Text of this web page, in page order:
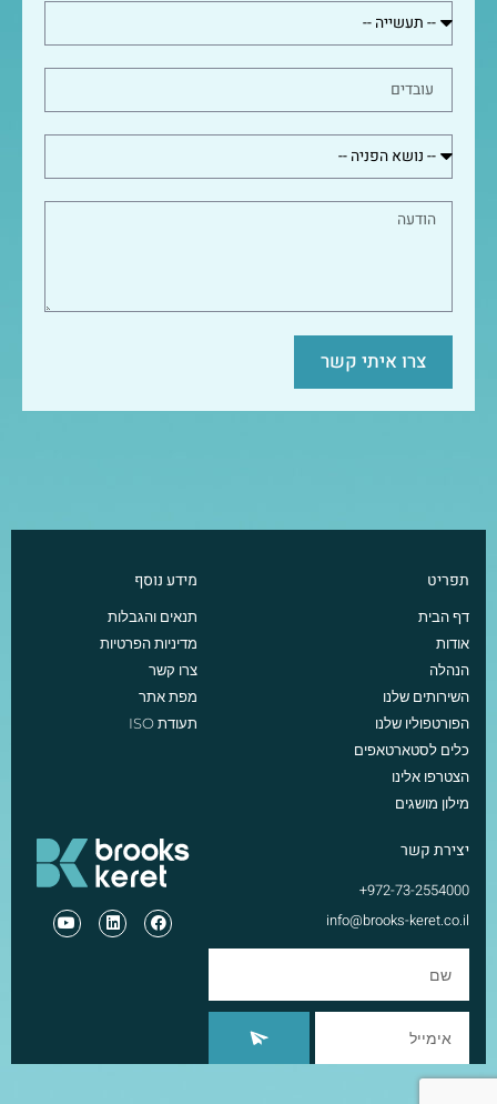
צרו איתי קשר
תפריט
דף הבית
אודות
הנהלה
השירותים שלנו
הפורטפוליו שלנו
כלים לסטארטאפים
הצטרפו אלינו
מילון מושגים
מידע נוסף
תנאים והגבלות
מדיניות הפרטיות
צרו קשר
מפת אתר
תעודת ISO
יצירת קשר
972-73-2554000+
info@brooks-keret.co.il